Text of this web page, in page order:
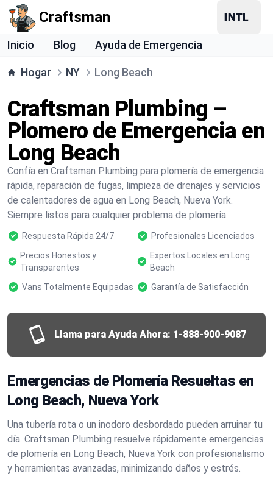
Craftsman
Inicio Blog Ayuda de Emergencia
Hogar NY Long Beach
Craftsman Plumbing –
Plomero de Emergencia en
Long Beach
Confía en Craftsman Plumbing para plomería de emergencia
rápida, reparación de fugas, limpieza de drenajes y servicios
de calentadores de agua en Long Beach, Nueva York.
Siempre listos para cualquier problema de plomería.
Respuesta Rápida 24/7
Profesionales Licenciados
Precios Honestos y
Transparentes
Expertos Locales en Long
Beach
Vans Totalmente Equipadas
Garantía de Satisfacción
Llama para Ayuda Ahora: 1-888-900-9087
Emergencias de Plomería Resueltas en
Long Beach, Nueva York
Una tubería rota o un inodoro desbordado pueden arruinar tu
día. Craftsman Plumbing resuelve rápidamente emergencias
de plomería en Long Beach, Nueva York con profesionalismo
y herramientas avanzadas, minimizando daños y estrés.